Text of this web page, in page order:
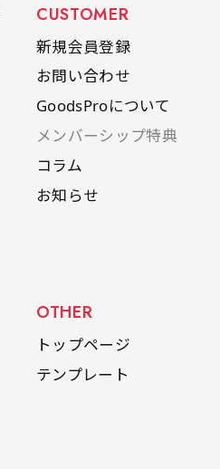
CUSTOMER
新規会員登録
お問い合わせ
GoodsProについて
メンバーシップ特典
コラム
お知らせ
OTHER
トップページ
テンプレート